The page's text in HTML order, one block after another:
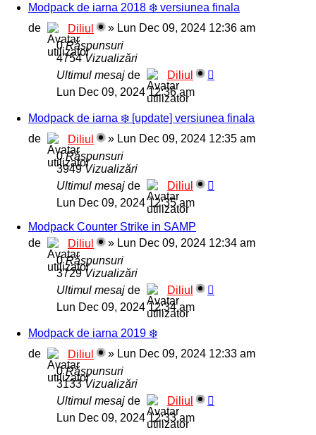
Modpack de iarna 2018 ❄️ versiunea finala
de
Diliul » Lun Dec 09, 2024 12:36 am
0Răspunsuri
4754Vizualizări
Ultimul mesaj de
Diliul
Lun Dec 09, 2024 12:36 am
Modpack de iarna ❄️ [update] versiunea finala
de
Diliul » Lun Dec 09, 2024 12:35 am
0Răspunsuri
3949Vizualizări
Ultimul mesaj de
Diliul
Lun Dec 09, 2024 12:35 am
Modpack Counter Strike in SAMP
de
Diliul » Lun Dec 09, 2024 12:34 am
0Răspunsuri
3729Vizualizări
Ultimul mesaj de
Diliul
Lun Dec 09, 2024 12:34 am
Modpack de iarna 2019 ❄️
de
Diliul » Lun Dec 09, 2024 12:33 am
0Răspunsuri
3133Vizualizări
Ultimul mesaj de
Diliul
Lun Dec 09, 2024 12:33 am